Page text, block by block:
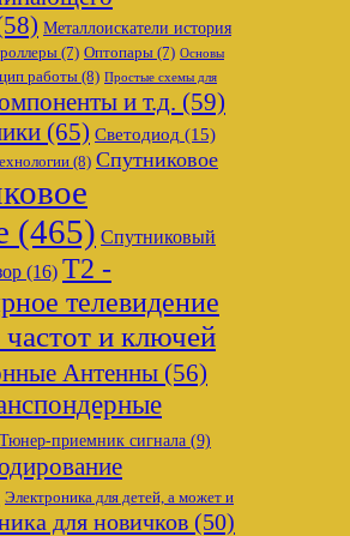
Металлоискатели история
(7) Оптопары (7) Основы
работы (8) Простые схемы для
и т.д. (59)
(65) Светодиод (15)
(8) Спутниковое
(465) Спутниковый
(16) Т2 -
телевидение
и ключей
Антенны (56)
Тюнер-приемник сигнала (9)
Электроника для детей, а может и
для новичков (50)